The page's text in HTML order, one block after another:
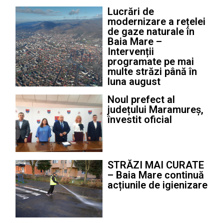
Lucrări de
modernizare a rețelei
de gaze naturale în
Baia Mare –
Intervenții
programate pe mai
multe străzi până în
luna august
Noul prefect al
județului Maramureș,
învestit oficial
STRĂZI MAI CURATE
– Baia Mare continuă
acțiunile de igienizare